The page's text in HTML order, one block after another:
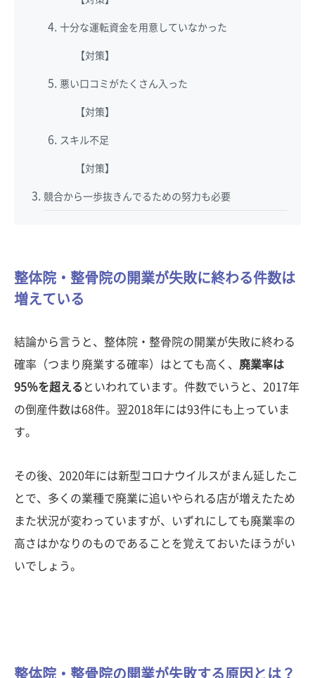
十分な運転資金を用意していなかった
【対策】
悪い口コミがたくさん入った
【対策】
スキル不足
【対策】
競合から一歩抜きんでるための努力も必要
整体院・整骨院の開業が失敗に終わる件数は
増えている
結論から言うと、整体院・整骨院の開業が失敗に終わる
確率（つまり廃業する確率）はとても高く、 廃業率は
95％を超える といわれています。件数でいうと、2017年
の倒産件数は68件。翌2018年には93件にも上っていま
す。
その後、2020年には新型コロナウイルスがまん延したこ
とで、多くの業種で廃業に追いやられる店が増えたため
また状況が変わっていますが、いずれにしても廃業率の
高さはかなりのものであることを覚えておいたほうがい
いでしょう。
整体院・整骨院の開業が失敗する原因とは？